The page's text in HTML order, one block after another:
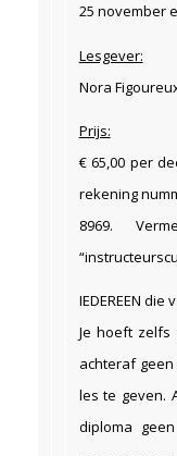
25 november
Lesgever:
Nora
Prijs:
€ 65,00 per
rekening
8969.
IEDEREEN
Je hoeft zelfs
achteraf
les te geven.
diploma